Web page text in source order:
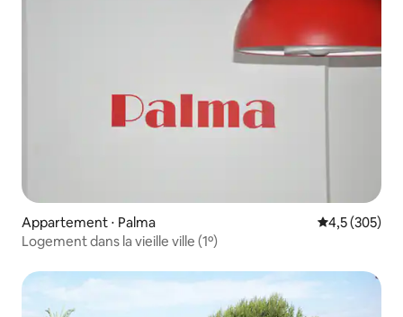
Appartement ⋅ Palma Évaluation
4,5 (305)
Logement dans la vieille ville (1º)